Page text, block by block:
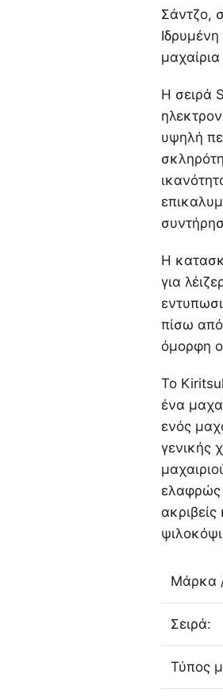
Σάντζο,
Η σειρά
υψηλή
Η
για
πίσω από
όμορφη
Το
ένα
ενός
γενικής
ελαφρώς
Μάρκα /
Σειρά:
Τύπος